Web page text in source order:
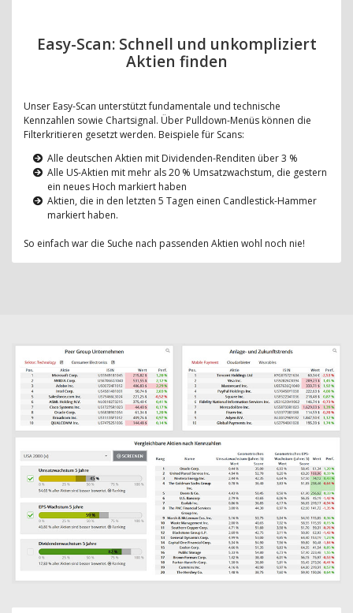
Easy-Scan: Schnell und unkompliziert
Aktien finden
Unser Easy-Scan unterstützt fundamentale und technische
Kennzahlen sowie Chartsignal. Über Pulldown-Menüs können die
Filterkritieren gesetzt werden. Beispiele für Scans:
Alle deutschen Aktien mit Dividenden-Renditen über 3 %
Alle US-Aktien mit mehr als 20 % Umsatzwachstum, die gestern
ein neues Hoch markiert haben
Aktien, die in den letzten 5 Tagen einen Candlestick-Hammer
markiert haben.
So einfach war die Suche nach passenden Aktien wohl noch nie!